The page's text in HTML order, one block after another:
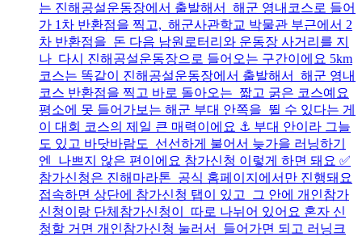
는 진해공설운동장에서 출발해서 해군 영내코스로 들어
가 1차 반환점을 찍고, 해군사관학교 박물관 부근에서 2
차 반환점을 돈 다음 남원로터리와 운동장 사거리를 지
나 다시 진해공설운동장으로 들어오는 구간이에요 5km
코스는 똑같이 진해공설운동장에서 출발해서 해군 영내
코스 반환점을 찍고 바로 돌아오는 짧고 굵은 코스예요
평소에 못 들어가보는 해군 부대 안쪽을 뛸 수 있다는 게
이 대회 코스의 제일 큰 매력이에요 ⚓ 부대 안이라 그늘
도 있고 바닷바람도 선선하게 불어서 늦가을 러닝하기
엔 나쁘지 않은 편이에요 참가신청 이렇게 하면 돼요 ✅
참가신청은 진해마라톤 공식 홈페이지에서만 진행돼요
접속하면 상단에 참가신청 탭이 있고 그 안에 개인참가
신청이랑 단체참가신청이 따로 나뉘어 있어요 혼자 신
청할 거면 개인참가신청 눌러서 들어가면 되고 러닝크